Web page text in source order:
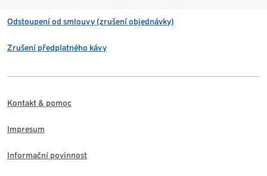
Odstoupení od smlouvy (zrušení objednávky)
Zrušení předplatného kávy
Kontakt & pomoc
Impresum
Informační povinnost